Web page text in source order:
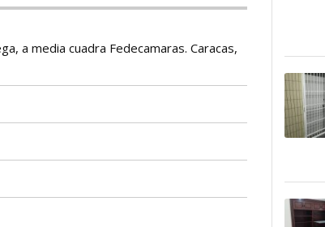
a media cuadra Fedecamaras. Caracas,